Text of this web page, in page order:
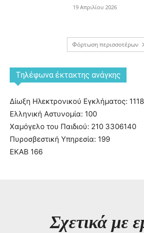
19 Απριλίου 2026
Φόρτωση περισσοτέρων
Tηλέφωνα έκτακτης ανάγκης
Δίωξη Ηλεκτρονικού Εγκλήματος:
Ελληνική Αστυνομία: 100
Χαμόγελο του Παιδιού: 210 3306140
Πυροσβεστική Υπηρεσία: 199
ΕΚΑΒ 166
Σχετικά με